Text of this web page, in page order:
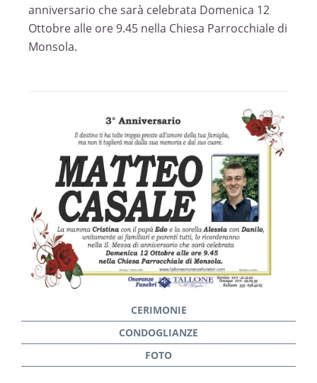
anniversario che sarà celebrata Domenica 12
Ottobre alle ore 9.45 nella Chiesa Parrocchiale di
Monsola.